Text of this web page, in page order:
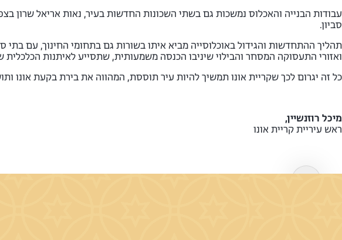
עבודות הבנייה והאכלוס נמשכות גם בשתי השכונות החדשות בעיר, נאות אריאל שרון
סביון.
תהליך ההתחדשות והגידול באוכלוסייה מביא איתו בשורות גם בתחומי החינוך, עם
ואזורי התעסוקה המסחר והבילוי שיניבו הכנסה משמעותית, שתסייע לאיתנות הכלכלית של קריית אונו וכבר בשנת 2025 העיר תתחיל
כל זה יגרום לכך שקריית אונו תמשיך להיות עיר תוססת, המהווה את בירת בקעת אונו
מיכל רוזנשיין,
ראש עיריית קריית אונו